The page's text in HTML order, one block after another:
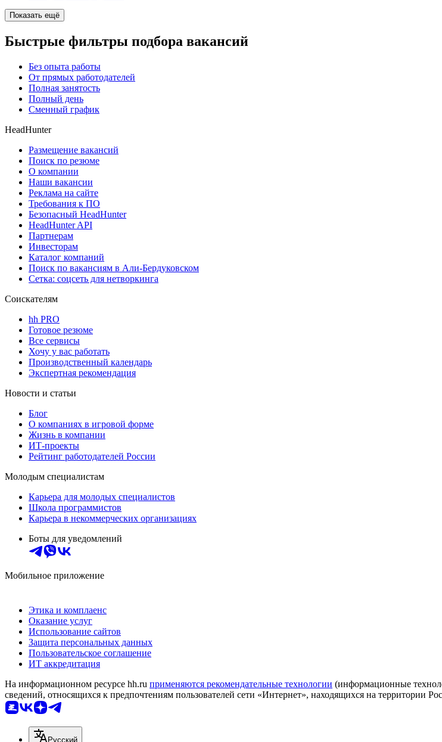
Показать ещё
Быстрые фильтры подбора вакансий
Без опыта работы
От прямых работодателей
Полная занятость
Полный день
Сменный график
HeadHunter
Размещение вакансий
Поиск по резюме
О компании
Наши вакансии
Реклама на сайте
Требования к ПО
Безопасный HeadHunter
HeadHunter API
Партнерам
Инвесторам
Каталог компаний
Поиск по вакансиям в Али-Бердуковском
Сетка: соцсеть для нетворкинга
Соискателям
hh PRO
Готовое резюме
Все сервисы
Хочу у вас работать
Производственный календарь
Экспертная рекомендация
Новости и статьи
Блог
О компаниях в игровой форме
Жизнь в компании
ИТ-проекты
Рейтинг работодателей России
Молодым специалистам
Карьера для молодых специалистов
Школа программистов
Карьера в некоммерческих организациях
Боты для уведомлений
Мобильное приложение
Этика и комплаенс
Оказание услуг
Использование сайтов
Защита персональных данных
Пользовательское соглашение
ИТ аккредитация
На информационном ресурсе hh.ru применяются рекомендательные технологии (информационные
сведений, относящихся к предпочтениям пользователей сети «Интернет», находящихся на территории
Русский